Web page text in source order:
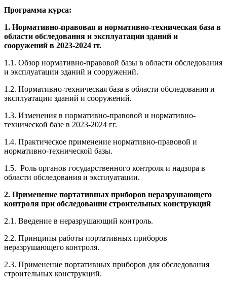
Программа курса:
1. Нормативно-правовая и нормативно-техническая база в
области обследования и эксплуатации зданий и
сооружений в 2023-2024 гг.
1.1. Обзор нормативно-правовой базы в области обследования
и эксплуатации зданий и сооружений.
1.2. Нормативно-техническая база в области обследования и
эксплуатации зданий и сооружений.
1.3. Изменения в нормативно-правовой и нормативно-
технической базе в 2023-2024 гг.
1.4. Практическое применение нормативно-правовой и
нормативно-технической базы.
1.5. Роль органов государственного контроля и надзора в
области обследования и эксплуатации.
2. Применение портативных приборов неразрушающего
контроля при обследовании строительных конструкций
2.1. Введение в неразрушающий контроль.
2.2. Принципы работы портативных приборов
неразрушающего контроля.
2.3. Применение портативных приборов для обследования
строительных конструкций.